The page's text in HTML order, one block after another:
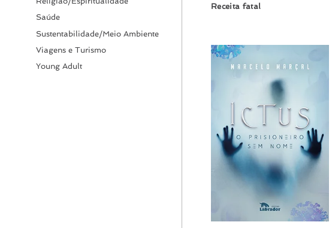
Saúde
Sustentabilidade/Meio Ambiente
Viagens e Turismo
Young Adult
Receita fatal